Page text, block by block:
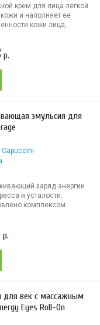
крем для лица легкой
и наполняет ее
кожи лица,
р.
эмульсия для
Capuccini
заряд энергии
и усталости.
комплексом
р.
для век с массажным
Eyes Roll-On